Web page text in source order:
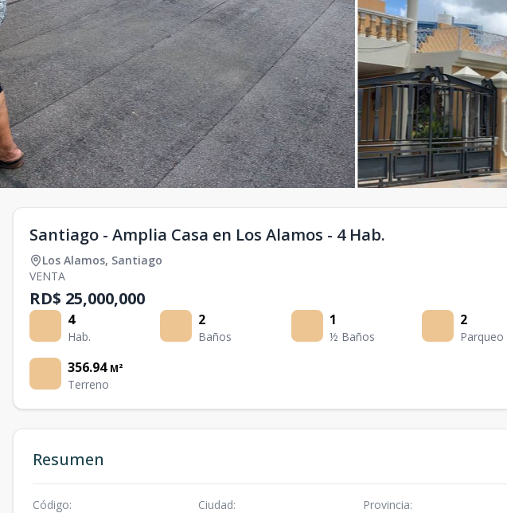
Santiago - Amplia Casa en Los Alamos - 4 Hab.
Los Alamos, Santiago
VENTA
RD$ 25,000,000
4
Hab.
2
Baños
1
½ Baños
2
Parqueo
356.94 M²
Terreno
Resumen
Código: Ciudad: Provincia: